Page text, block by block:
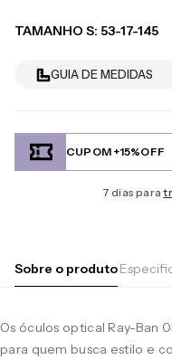
TAMANHO S: 53-17-145
GUIA DE MEDIDAS
CUPOM +15%OFF
7 dias para
Sobre o produto
Os óculos optical Ray-Ban
para quem busca estilo e